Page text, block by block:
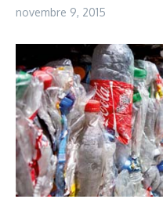
novembre 9, 2015